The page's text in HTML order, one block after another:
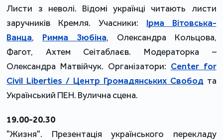
Листи з неволі. Відомі українці читають листи
заручників Кремля. Учасники: Ірма Вітовська-
Ванца, Римма Зюбіна, Олександра Кольцова,
Фагот, Ахтем Сеітаблаєв. Модераторка –
Олександра Матвійчук. Організатори: Center for
Civil Liberties / Центр Громадянських Свобод та
Український ПЕН. Вулична сцена.
19.00-20.30
"Жизня". Презентація українського перекладу